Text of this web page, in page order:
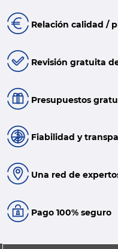
Relación calidad /
Revisión gratuita
Presupuestos
Fiabilidad y
Una red de
Pago 100% seguro